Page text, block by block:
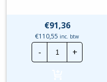
€91,36
€110,55 inc. btw
-
Eaton
xPole
PKN6
+